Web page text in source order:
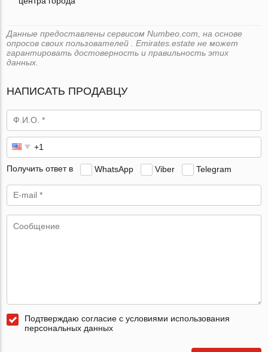
Данные предоставлены сервисом Numbeo.com, на основе
опросов своих пользователей . Emirates.estate не может
гарантировать достоверность и правильность этих
данных.
НАПИСАТЬ ПРОДАВЦУ
Получить ответ в WhatsApp Viber Telegram
Подтверждаю согласие с условиями использования
персональных данных